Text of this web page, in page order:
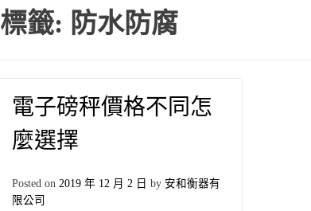
標籤: 防水防腐
電子磅秤價格不同怎
麼選擇
Posted on 2019 年 12 月 2 日 by 安和衡器有
限公司